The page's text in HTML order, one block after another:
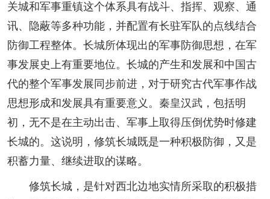
关城和军事重镇这个体系具有战斗、指挥、观察、通
讯、隐蔽等多种功能，并配置有长驻军队的点线结合
防御工程整体。长城所体现出的军事防御思想，在军
事发展史上有重要地位。长城的产生和发展和中国古
代的整个军事发展同步前进，对于研究古代军事作战
思想形成和发展具有重要意义。秦皇汉武，包括明
初，无不是在主动出击、军事上取得压倒优势时修建
长城的。这说明，修筑长城既是一种积极防御，又是
积蓄力量、继续进取的谋略。
修筑长城，是针对西北边地实情所采取的积极措